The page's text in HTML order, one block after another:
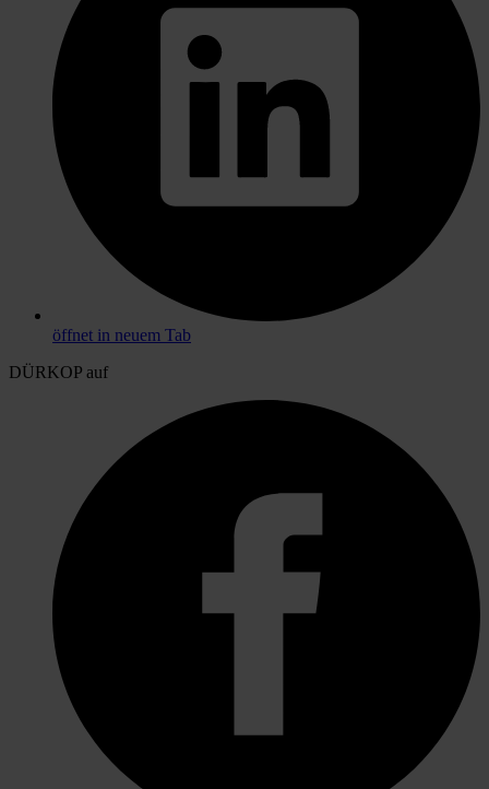
öffnet in neuem Tab
DÜRKOP auf